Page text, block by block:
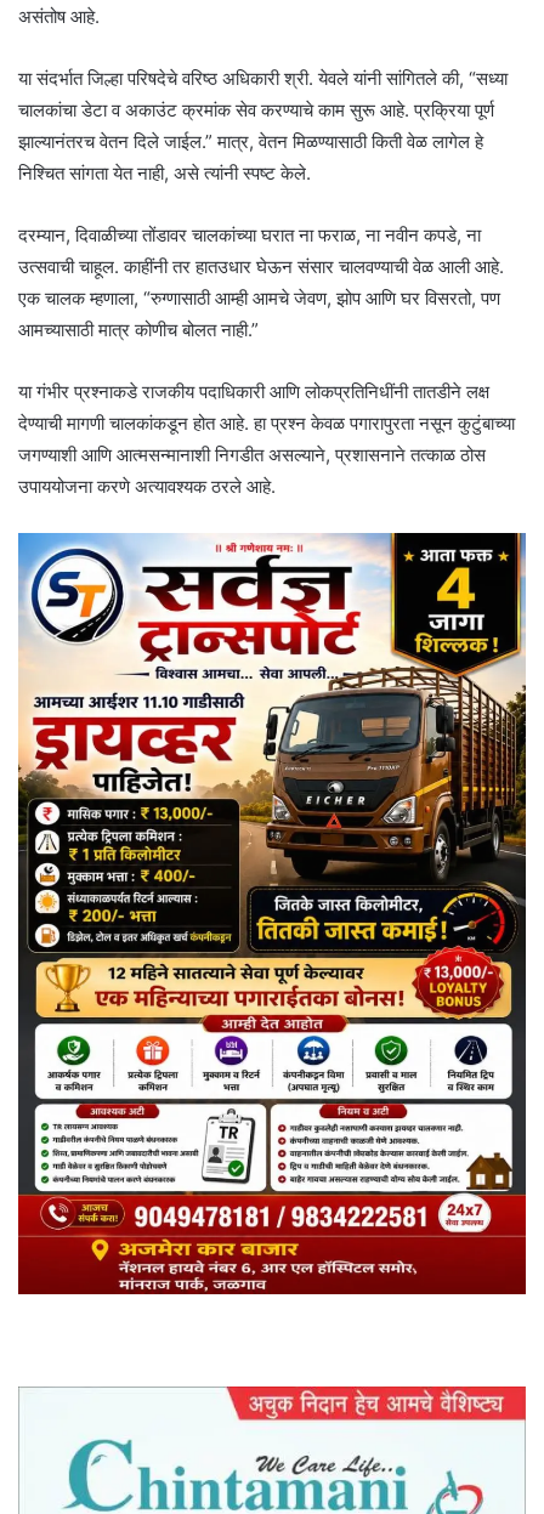
असंतोष आहे.
या संदर्भात जिल्हा परिषदेचे वरिष्ठ अधिकारी श्री. येवले यांनी सांगितले की, “सध्या
चालकांचा डेटा व अकाउंट क्रमांक सेव करण्याचे काम सुरू आहे. प्रक्रिया पूर्ण
झाल्यानंतरच वेतन दिले जाईल.” मात्र, वेतन मिळण्यासाठी किती वेळ लागेल हे
निश्चित सांगता येत नाही, असे त्यांनी स्पष्ट केले.
दरम्यान, दिवाळीच्या तोंडावर चालकांच्या घरात ना फराळ, ना नवीन कपडे, ना
उत्सवाची चाहूल. काहींनी तर हातउधार घेऊन संसार चालवण्याची वेळ आली आहे.
एक चालक म्हणाला, “रुग्णासाठी आम्ही आमचे जेवण, झोप आणि घर विसरतो, पण
आमच्यासाठी मात्र कोणीच बोलत नाही.”
या गंभीर प्रश्नाकडे राजकीय पदाधिकारी आणि लोकप्रतिनिधींनी तातडीने लक्ष
देण्याची मागणी चालकांकडून होत आहे. हा प्रश्न केवळ पगारापुरता नसून कुटुंबाच्या
जगण्याशी आणि आत्मसन्मानाशी निगडीत असल्याने, प्रशासनाने तत्काळ ठोस
उपाययोजना करणे अत्यावश्यक ठरले आहे.